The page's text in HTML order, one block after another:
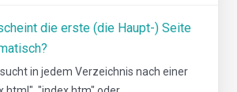
die erste (die Haupt-) Seite
in jedem Verzeichnis nach einer